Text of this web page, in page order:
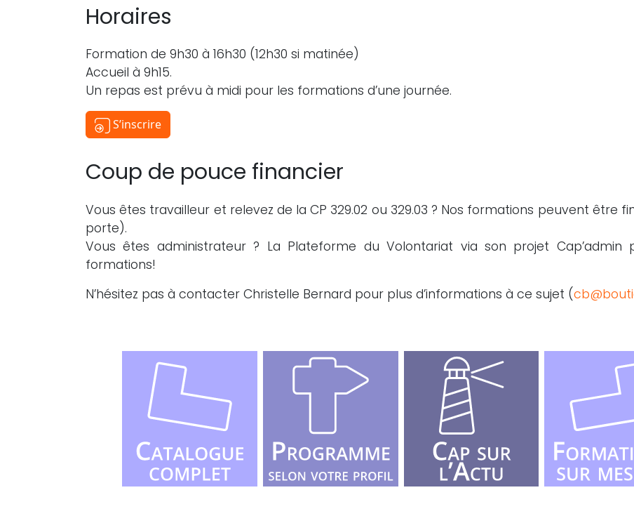
Horaires
Formation de 9h30 à 16h30 (12h30 si matinée)
Accueil à 9h15.
Un repas est prévu à midi pour les formations d’une journée.
S’inscrire
Coup de pouce financier
Vous êtes travailleur et relevez de la CP 329.02 ou 329.03 ? Nos formations peuvent être
porte).
Vous êtes administrateur ? La Plateforme du Volontariat via son projet
formations!
N’hésitez pas à contacter Christelle Bernard pour plus d’informations à ce sujet (